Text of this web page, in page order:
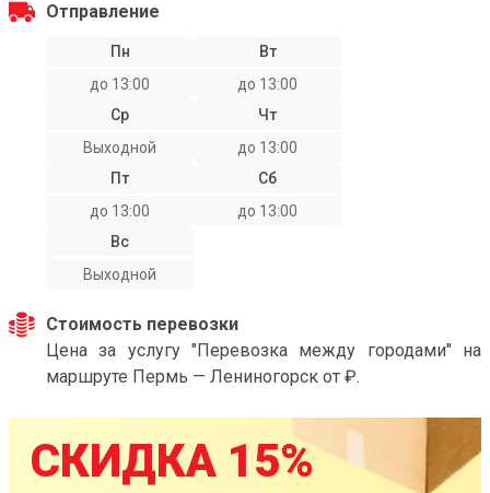
Отправление
Пн
до 13:00
Вт
до 13:00
Ср
Выходной
Чт
до 13:00
Пт
до 13:00
Сб
до 13:00
Вс
Выходной
Стоимость перевозки
Цена за услугу "Перевозка между городами" на
маршруте Пермь — Лениногорск от ₽.
СКИДКА 15%